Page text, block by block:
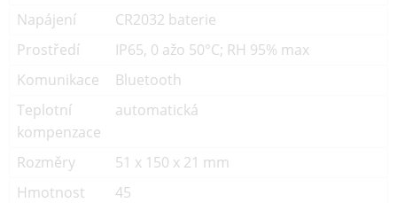
Napájení
CR2032 baterie
Prostředí
IP65, 0 ažo 50°C; RH 95% max
Komunikace
Bluetooth
Teplotní
kompenzace
automatická
Rozměry
51 x 150 x 21 mm
Hmotnost
45